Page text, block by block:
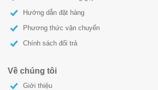
Hướng dẫn đặt hàng
Phương thức vận chuyển
Chính sách đổi trả
Về chúng tôi
Giới thiệu